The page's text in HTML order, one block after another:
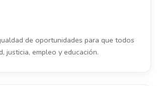
de oportunidades para que todos
justicia, empleo y educación.